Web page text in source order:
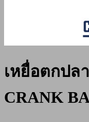
เหยื่อตกปล
CRANK